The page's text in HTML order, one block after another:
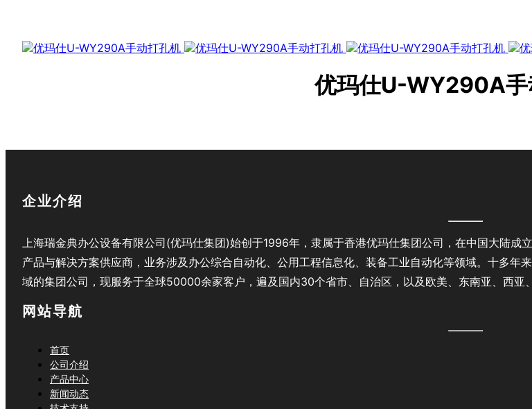
优玛仕U-WY290A手
企业介绍
上海瑞金典办公设备有限公司(优玛仕集团)始创于1996年，隶属于香港优玛仕集团公司，在中国大陆成
产品与解决方案供应商，业务涉及办公综合自动化、公用工程信息化、装备工业自动化等领域。十多
域的集团公司，现服务于全球50000余家客户，遍及国内30个省市、自治区，以及欧美、东南亚、西亚
网站导航
首页
公司介绍
产品中心
新闻动态